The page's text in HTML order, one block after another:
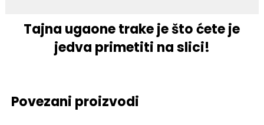
Tajna ugaone trake je što ćete je
jedva primetiti na slici!
Povezani proizvodi